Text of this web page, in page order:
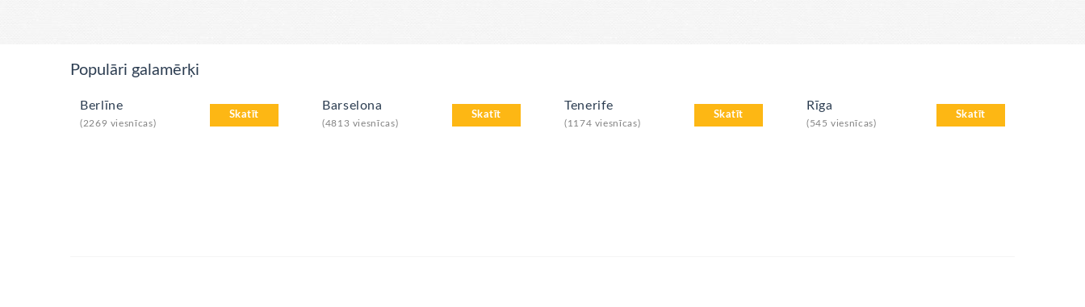
Populāri galamērķi
Skatīt
Berlīne
(2269 viesnīcas)
Skatīt
Barselona
(4813 viesnīcas)
Skatīt
Tenerife
(1174 viesnīcas)
Skatīt
Rīga
(545 viesnīcas)